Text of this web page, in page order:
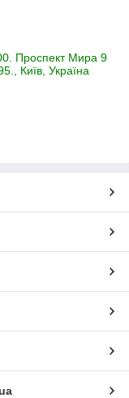
Проспект Мира 9
Київ, Україна